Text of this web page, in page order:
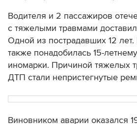
Водителя и 2 пассажиров
с тяжелыми травмами
Одной из пострадавших 12 лет.
также понадобилась 15-
иномарки. Причиной тяжелых
ДТП стали непристегнутые
Виновником аварии оказался